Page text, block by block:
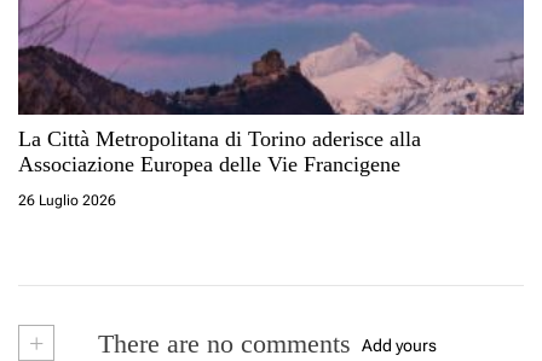
La Città Metropolitana di Torino aderisce alla
Associazione Europea delle Vie Francigene
26 Luglio 2026
+ There are no comments Add yours